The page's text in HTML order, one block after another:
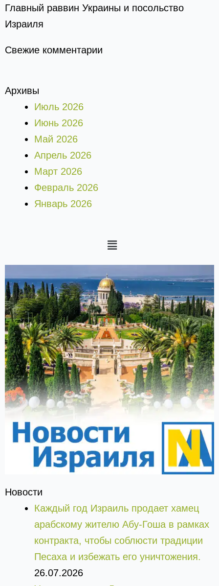
Главный раввин Украины и посольство
Израиля
Свежие комментарии
Архивы
Июль 2026
Июнь 2026
Май 2026
Апрель 2026
Март 2026
Февраль 2026
Январь 2026
Меню
Новости
Каждый год Израиль продает хамец
арабскому жителю Абу-Гоша в рамках
контракта, чтобы соблюсти традиции
Песаха и избежать его уничтожения.
26.07.2026